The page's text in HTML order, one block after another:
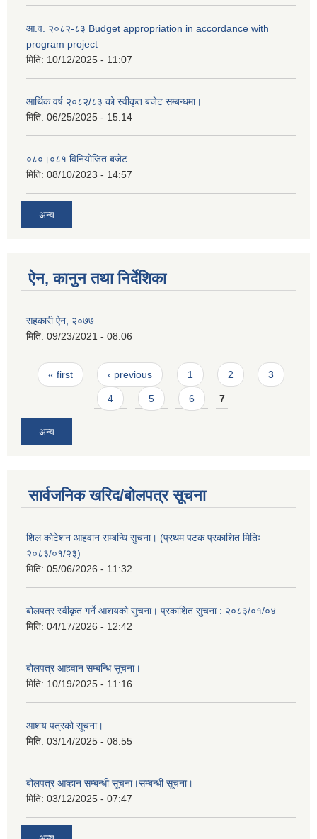
आ.व. २०८२-८३ Budget appropriation in accordance with
program project
मिति: 10/12/2025 - 11:07
आर्थिक वर्ष २०८२/८३ को स्वीकृत बजेट सम्बन्धमा।
मिति: 06/25/2025 - 15:14
०८०।०८१ विनियोजित बजेट
मिति: 08/10/2023 - 14:57
अन्य
ऐन, कानुन तथा निर्देशिका
सहकारी ऐन, २०७७
मिति: 09/23/2021 - 08:06
Pages
« first ‹ previous 1 2 3
4 5 6 7
अन्य
सार्वजनिक खरिद/बोलपत्र सूचना
शिल कोटेशन आहवान सम्बन्धि सुचना। (प्रथम पटक प्रकाशित मितिः
२०८३/०१/२३)
मिति: 05/06/2026 - 11:32
बोलपत्र स्वीकृत गर्ने आशयको सुचना। प्रकाशित सुचना : २०८३/०१/०४
मिति: 04/17/2026 - 12:42
बोलपत्र आहवान सम्बन्धि सूचना।
मिति: 10/19/2025 - 11:16
आशय पत्रको सूचना।
मिति: 03/14/2025 - 08:55
बोलपत्र आव्हान सम्बन्धी सूचना।सम्बन्धी सूचना।
मिति: 03/12/2025 - 07:47